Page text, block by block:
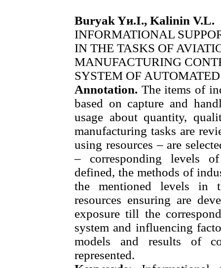
Buryak Yи.I., Kalinin V.L.
INFORMATIONAL
IN THE TASKS OF
MANUFACTURING
SYSTEM OF
Annotation. The items of
based on capture and
usage about quantity,
manufacturing tasks are
using resources – are
– corresponding levels
defined, the methods of
the mentioned levels in
resources ensuring are
exposure till the
system and influencing
models and results of
represented.